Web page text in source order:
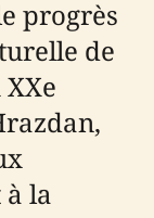
progrès
de
la